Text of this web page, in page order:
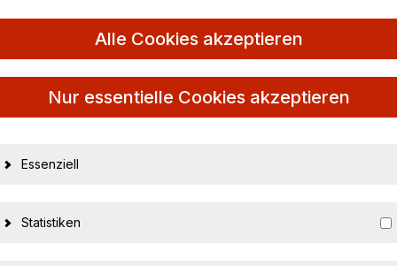
Alle Cookies akzeptieren
Nur essentielle Cookies akzeptieren
Essenziell
Statistiken